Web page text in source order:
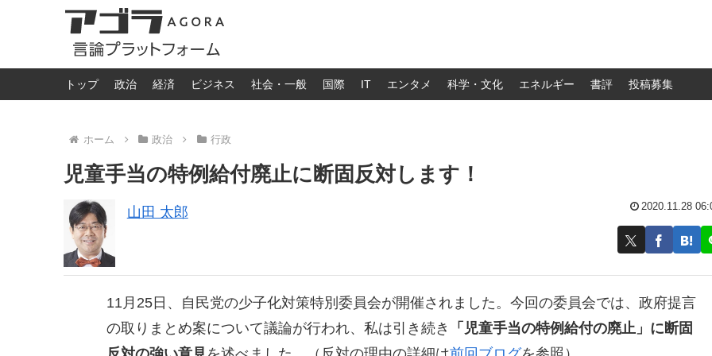
トップ 政治 経済 ビジネス 社会・一般 国際 IT エンタメ 科学・文化 エネルギー 書評 投稿募集
ホーム 政治 行政
児童手当の特例給付廃止に断固反対します！
山田 太郎 2020.11.28
11月25日、自民党の少子化対策特別委員会が開催されました。今回の委員会では、政府提言
の取りまとめ案について議論が行われ、私は引き続き
「児童手当の特例給付の廃止」に断固